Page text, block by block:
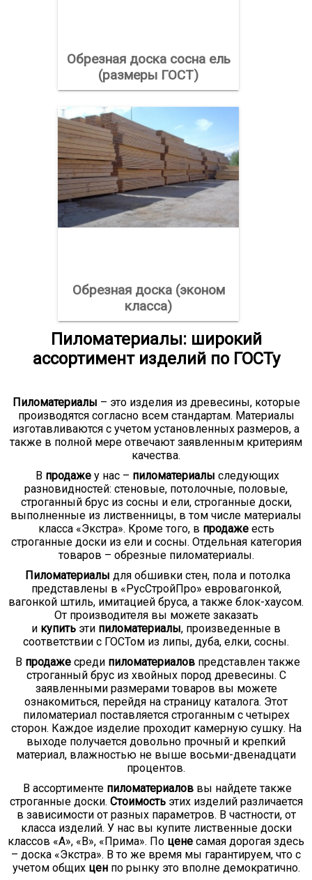
Обрезная доска сосна ель
(размеры ГОСТ)
Обрезная доска (эконом
класса)
Пиломатериалы: широкий
ассортимент изделий по ГОСТу
Пиломатериалы – это изделия из древесины, которые
производятся согласно всем стандартам. Материалы
изготавливаются с учетом установленных размеров, а
также в полной мере отвечают заявленным критериям
качества.
В продаже у нас – пиломатериалы следующих
разновидностей: стеновые, потолочные, половые,
строганный брус из сосны и ели, строганные доски,
выполненные из лиственницы, в том числе материалы
класса «Экстра». Кроме того, в продажеесть
строганные доски из ели и сосны. Отдельная категория
товаров – обрезные пиломатериалы.
Пиломатериалы для обшивки стен, пола и потолка
представлены в «РусСтройПро» евровагонкой,
вагонкой штиль, имитацией бруса, а также блок-хаусом.
От производителя вы можете заказать
и купить эти пиломатериалы, произведенные в
соответствии с ГОСТом из липы, дуба, елки, сосны.
В продажесреди пиломатериаловпредставлен также
строганный брус из хвойных пород древесины. С
заявленными размерами товаров вы можете
ознакомиться, перейдя на страницу каталога. Этот
пиломатериал поставляется строганным с четырех
сторон. Каждое изделие проходит камерную сушку. На
выходе получается довольно прочный и крепкий
материал, влажностью не выше восьми-двенадцати
процентов.
В ассортименте пиломатериалов вы найдете также
строганные доски. Стоимостьэтих изделий различается
в зависимости от разных параметров. В частности, от
класса изделий. У нас вы купите лиственные доски
классов «А», «В», «Прима». По цене самая дорогая здесь
– доска «Экстра». В то же время мы гарантируем, что с
учетом общих ценпо рынку это вполне демократично.